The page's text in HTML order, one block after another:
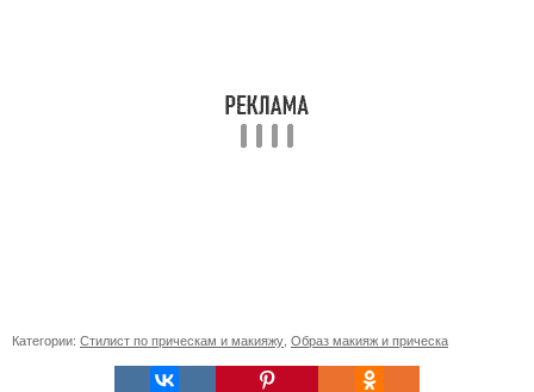
Категории: Стилист по прическам и макияжу, Образ макияж и прическа